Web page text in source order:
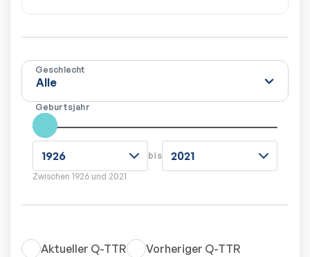
Geschlecht
Geburtsjahr
bis
Zwischen 1926 und 2021
Aktueller Q-TTR Vorheriger Q-TTR